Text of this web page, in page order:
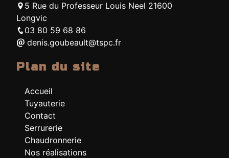
5 Rue du Professeur Louis Neel 21600
Longvic
03 80 59 68 86
denis.goubeault@tspc.fr
Plan du site
Accueil
Tuyauterie
Contact
Serrurerie
Chaudronnerie
Nos réalisations